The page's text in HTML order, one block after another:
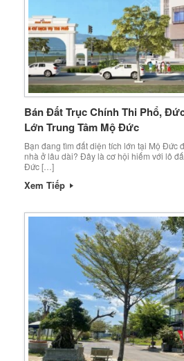
Bán Đất Trục Chính Thi Phổ,
Lớn Trung Tâm Mộ Đức
Bạn đang tìm đất diện tích lớn tại Mộ Đức
nhà ở lâu dài? Đây là cơ hội hiếm với lô
Đức […]
Xem Tiếp